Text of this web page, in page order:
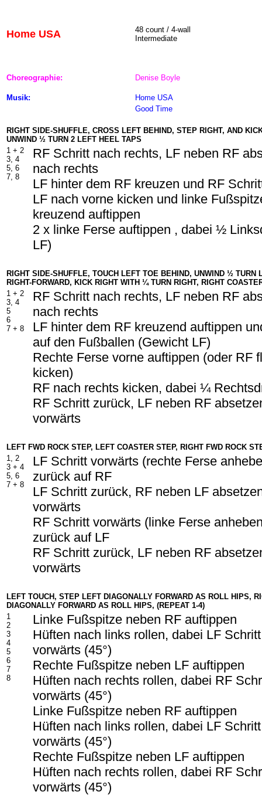
Home USA 48 count / 4-wall
Intermediate
Choreographie: Denise Boyle
Musik:
Home USA
Good Time
RIGHT SIDE-SHUFFLE, CROSS LEFT BEHIND, STEP RIGHT, AND
UNWIND ½ TURN 2 LEFT HEEL TAPS
1 + 2
3, 4
5, 6
7, 8
RF Schritt nach rechts, LF neben RF
nach rechts
LF hinter dem RF kreuzen und RF
LF nach vorne kicken und linke
kreuzend auftippen
2 x linke Ferse auftippen , dabei ½
LF)
RIGHT SIDE-SHUFFLE, TOUCH LEFT TOE BEHIND, UNWIND ½ TURN
RIGHT-FORWARD, KICK RIGHT WITH ¼ TURN RIGHT, RIGHT
1 + 2
3, 4
5
6
7 + 8
RF Schritt nach rechts, LF neben RF
nach rechts
LF hinter dem RF kreuzend auftippen
auf den Fußballen (Gewicht LF)
Rechte Ferse vorne auftippen (oder RF
kicken)
RF nach rechts kicken, dabei ¼
RF Schritt zurück, LF neben RF
vorwärts
LEFT FWD ROCK STEP, LEFT COASTER STEP, RIGHT FWD ROCK
1, 2
3 + 4
5, 6
7 + 8
LF Schritt vorwärts (rechte Ferse
zurück auf RF
LF Schritt zurück, RF neben LF
vorwärts
RF Schritt vorwärts (linke Ferse
zurück auf LF
RF Schritt zurück, LF neben RF
vorwärts
LEFT TOUCH, STEP LEFT DIAGONALLY FORWARD AS ROLL HIPS,
DIAGONALLY FORWARD AS ROLL HIPS, (REPEAT 1-4)
1
2
3
4
5
6
7
8
Linke Fußspitze neben RF auftippen
Hüften nach links rollen, dabei LF
vorwärts (45°)
Rechte Fußspitze neben LF auftippen
Hüften nach rechts rollen, dabei RF
vorwärts (45°)
Linke Fußspitze neben RF auftippen
Hüften nach links rollen, dabei LF
vorwärts (45°)
Rechte Fußspitze neben LF auftippen
Hüften nach rechts rollen, dabei RF
vorwärts (45°)